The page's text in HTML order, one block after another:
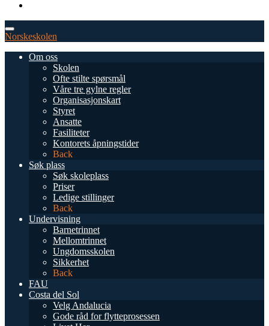
Norskeskolen
Om oss
Skolen
Ofte stilte spørsmål
Våre tre gylne regler
Organisasjonskart
Styret
Ansatte
Fasiliteter
Kontorets åpningstider
Back
Søk plass
Søk skoleplass
Priser
Ledige stillinger
Back
Undervisning
Barnetrinnet
Mellomtrinnet
Ungdomsskolen
Sikkerhet
Back
FAU
Costa del Sol
Velg Andalucia
Gode råd for flytteprosessen